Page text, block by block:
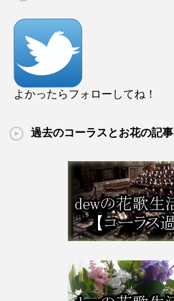
よかったらフォローしてね！
過去のコーラスとお花の記事